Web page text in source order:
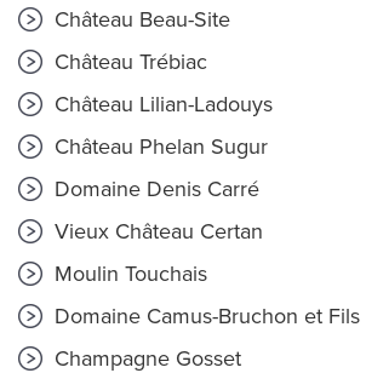
Château Beau-Site
Château Trébiac
Château Lilian-Ladouys
Château Phelan Sugur
Domaine Denis Carré
Vieux Château Certan
Moulin Touchais
Domaine Camus-Bruchon et Fils
Champagne Gosset